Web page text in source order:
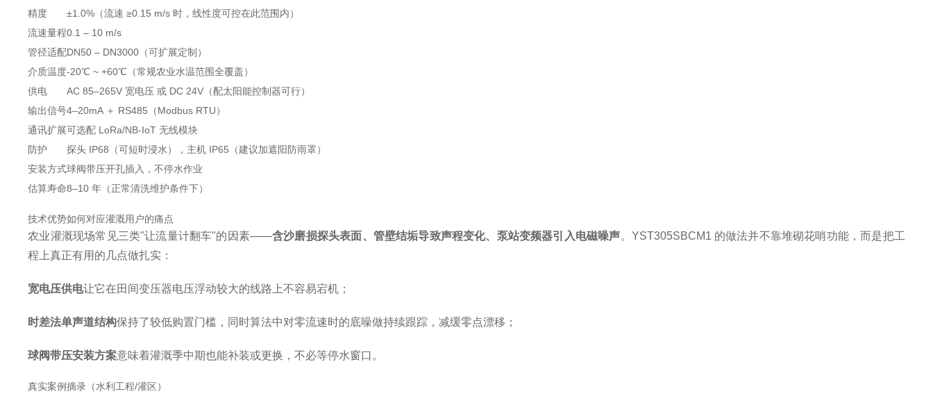
精度
±1.0%（流速 ≥0.15 m/s 时，线性度可控在此范围内）
流速量程0.1 – 10 m/s
管径适配DN50 – DN3000（可扩展定制）
介质温度-20℃ ~ +60℃（常规农业水温范围全覆盖）
供电
AC 85–265V 宽电压 或 DC 24V（配太阳能控制器可行）
输出信号4–20mA ＋ RS485（Modbus RTU）
通讯扩展可选配 LoRa/NB-IoT 无线模块
防护
探头 IP68（可短时浸水），主机 IP65（建议加遮阳防雨罩）
安装方式球阀带压开孔插入，不停水作业
估算寿命8–10 年（正常清洗维护条件下）
技术优势如何对应灌溉用户的痛点
农业灌溉现场常见三类"让流量计翻车"的因素——含沙磨损探头表面、管壁结垢导致声程变化、泵站变频器引入电磁噪声。YST305SBCM1 的做法并不靠堆砌花哨功能，而是把工
程上真正有用的几点做扎实：
宽电压供电让它在田间变压器电压浮动较大的线路上不容易宕机；
时差法单声道结构保持了较低购置门槛，同时算法中对零流速时的底噪做持续跟踪，减缓零点漂移；
球阀带压安装方案意味着灌溉季中期也能补装或更换，不必等停水窗口。
真实案例摘录（水利工程/灌区）